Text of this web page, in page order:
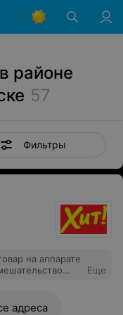
районе
57
Фильтры
на аппарате
Она,
следующего,
Еще
адреса